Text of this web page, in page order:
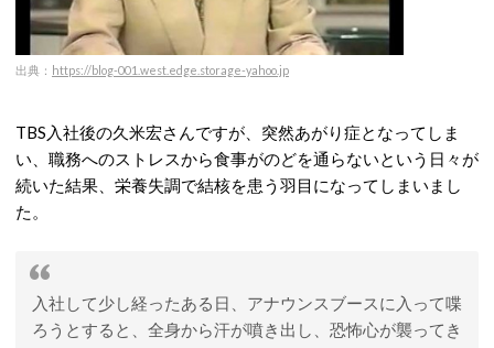
出典： https://blog-001.west.edge.storage-yahoo.jp
TBS入社後の久米宏さんですが、突然あがり症となってしま
い、職務へのストレスから食事がのどを通らないという日々が
続いた結果、栄養失調で結核を患う羽目になってしまいまし
た。
入社して少し経ったある日、アナウンスブースに入って喋
ろうとすると、全身から汗が噴き出し、恐怖心が襲ってき